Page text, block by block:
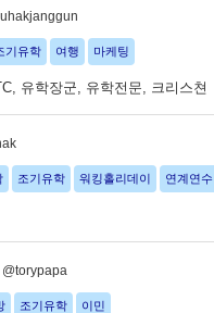
기유학 여행 마케팅
유학장군, 유학전문, 크리스쳔
조기유학 워킹홀리데이 연계연수
@torypapa
조기유학 이민